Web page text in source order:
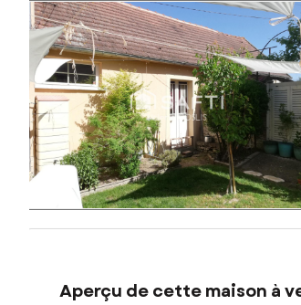
Aperçu de cette maison à